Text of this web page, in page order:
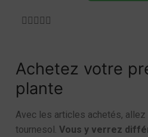
    
Achetez votre
plante
Avec les articles achetés,
tournesol. Vous y verrez